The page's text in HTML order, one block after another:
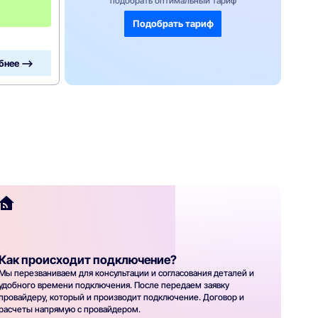
—>
Подобрать тариф
происходит подключение?
перезваниваем для консультации и согласования деталей и
времени подключения. После передаем заявку
который и производит подключение. Договор и
напрямую с провайдером.